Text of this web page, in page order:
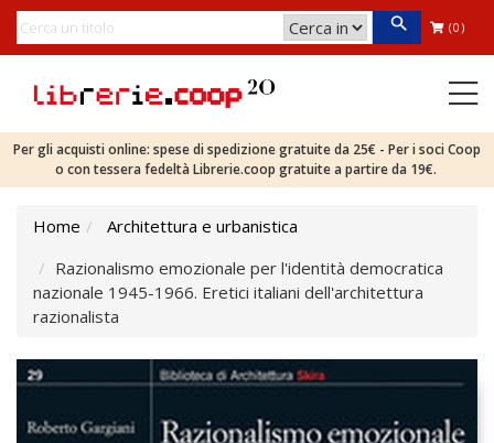
(0)
Per gli acquisti online: spese di spedizione gratuite da 25€ - Per i soci Coop
o con tessera fedeltà Librerie.coop gratuite a partire da 19€.
Home
Architettura e urbanistica
Razionalismo emozionale per l'identità democratica
nazionale 1945-1966. Eretici italiani dell'architettura
razionalista